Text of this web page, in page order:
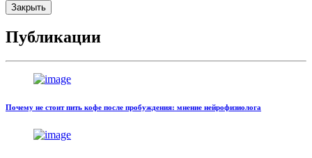
Закрыть
Публикации
Почему не стоит пить кофе после пробуждения: мнение нейрофизиолога